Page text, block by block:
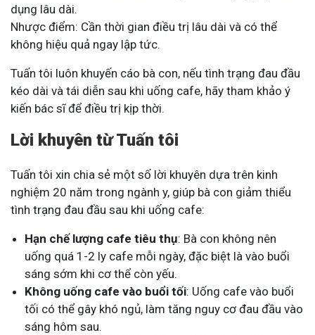
dụng lâu dài.
Nhược điểm: Cần thời gian điều trị lâu dài và có thể
không hiệu quả ngay lập tức.
Tuấn tôi luôn khuyến cáo bà con, nếu tình trạng đau đầu
kéo dài và tái diễn sau khi uống cafe, hãy tham khảo ý
kiến bác sĩ để điều trị kịp thời.
Lời khuyên từ Tuấn tôi
Tuấn tôi xin chia sẻ một số lời khuyên dựa trên kinh
nghiệm 20 năm trong ngành y, giúp bà con giảm thiểu
tình trạng đau đầu sau khi uống cafe:
Hạn chế lượng cafe tiêu thụ: Bà con không nên
uống quá 1-2 ly cafe mỗi ngày, đặc biệt là vào buổi
sáng sớm khi cơ thể còn yếu.
Không uống cafe vào buổi tối: Uống cafe vào buổi
tối có thể gây khó ngủ, làm tăng nguy cơ đau đầu vào
sáng hôm sau.